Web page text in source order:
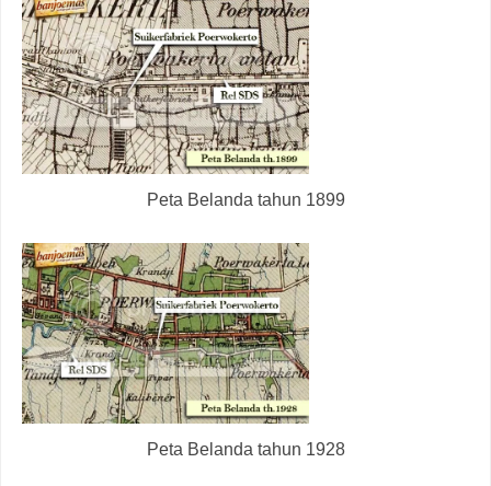
Peta Belanda tahun 1899
Peta Belanda tahun 1928